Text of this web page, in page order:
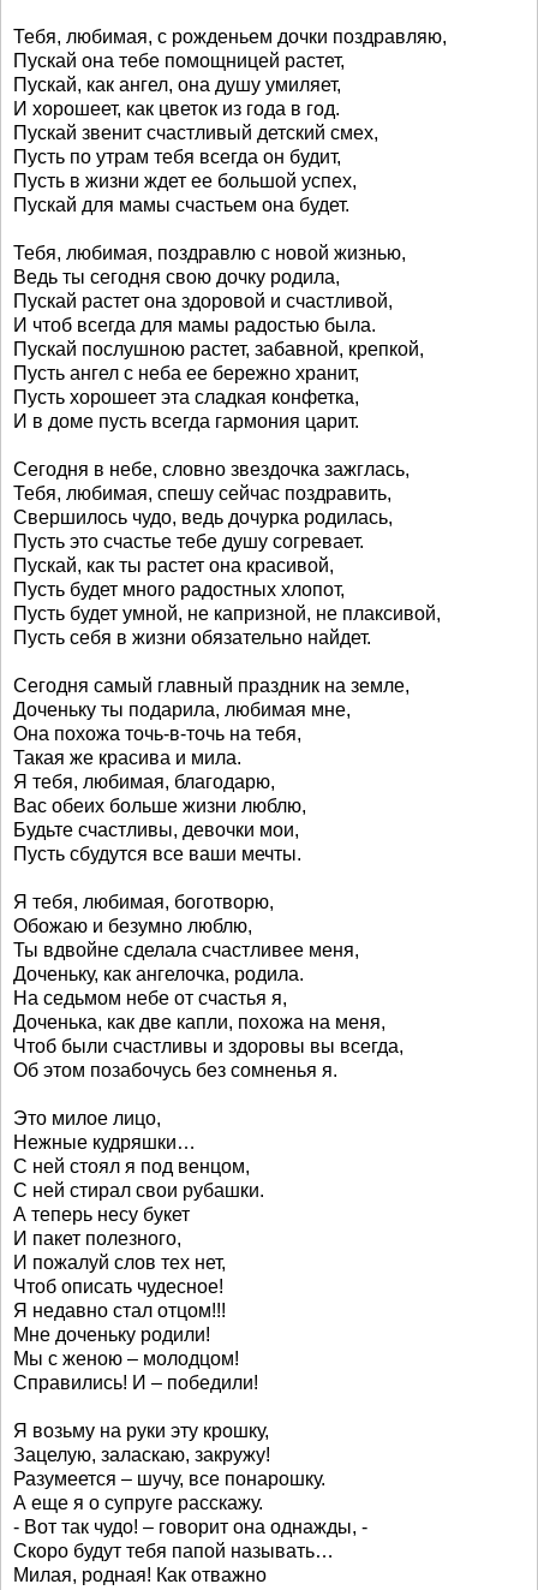
Тебя, любимая, с рожденьем дочки поздравляю,
Пускай она тебе помощницей растет,
Пускай, как ангел, она душу умиляет,
И хорошеет, как цветок из года в год.
Пускай звенит счастливый детский смех,
Пусть по утрам тебя всегда он будит,
Пусть в жизни ждет ее большой успех,
Пускай для мамы счастьем она будет.
Тебя, любимая, поздравлю с новой жизнью,
Ведь ты сегодня свою дочку родила,
Пускай растет она здоровой и счастливой,
И чтоб всегда для мамы радостью была.
Пускай послушною растет, забавной, крепкой,
Пусть ангел с неба ее бережно хранит,
Пусть хорошеет эта сладкая конфетка,
И в доме пусть всегда гармония царит.
Сегодня в небе, словно звездочка зажглась,
Тебя, любимая, спешу сейчас поздравить,
Свершилось чудо, ведь дочурка родилась,
Пусть это счастье тебе душу согревает.
Пускай, как ты растет она красивой,
Пусть будет много радостных хлопот,
Пусть будет умной, не капризной, не плаксивой,
Пусть себя в жизни обязательно найдет.
Сегодня самый главный праздник на земле,
Доченьку ты подарила, любимая мне,
Она похожа точь-в-точь на тебя,
Такая же красива и мила.
Я тебя, любимая, благодарю,
Вас обеих больше жизни люблю,
Будьте счастливы, девочки мои,
Пусть сбудутся все ваши мечты.
Я тебя, любимая, боготворю,
Обожаю и безумно люблю,
Ты вдвойне сделала счастливее меня,
Доченьку, как ангелочка, родила.
На седьмом небе от счастья я,
Доченька, как две капли, похожа на меня,
Чтоб были счастливы и здоровы вы всегда,
Об этом позабочусь без сомненья я.
Это милое лицо,
Нежные кудряшки…
С ней стоял я под венцом,
С ней стирал свои рубашки.
А теперь несу букет
И пакет полезного,
И пожалуй слов тех нет,
Чтоб описать чудесное!
Я недавно стал отцом!!!
Мне доченьку родили!
Мы с женою – молодцом!
Справились! И – победили!
Я возьму на руки эту крошку,
Зацелую, заласкаю, закружу!
Разумеется – шучу, все понарошку.
А еще я о супруге расскажу.
- Вот так чудо! – говорит она однажды, -
Скоро будут тебя папой называть…
Милая, родная! Как отважно